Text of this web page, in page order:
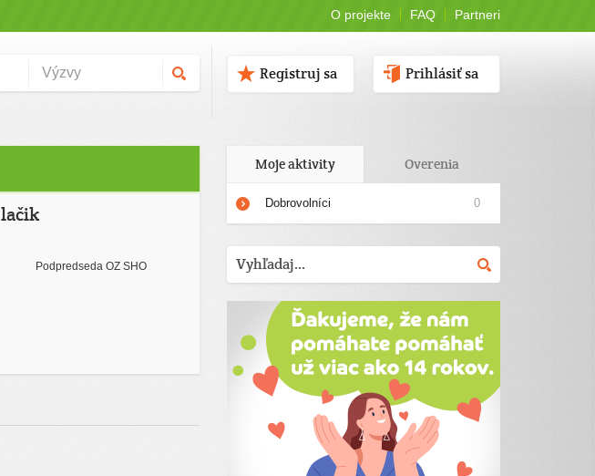
O projekte FAQ Partneri
Prihlásiť sa
Registruj sa
Podpredseda OZ SHO
Moje aktivity Overenia
Dobrovolníci 0